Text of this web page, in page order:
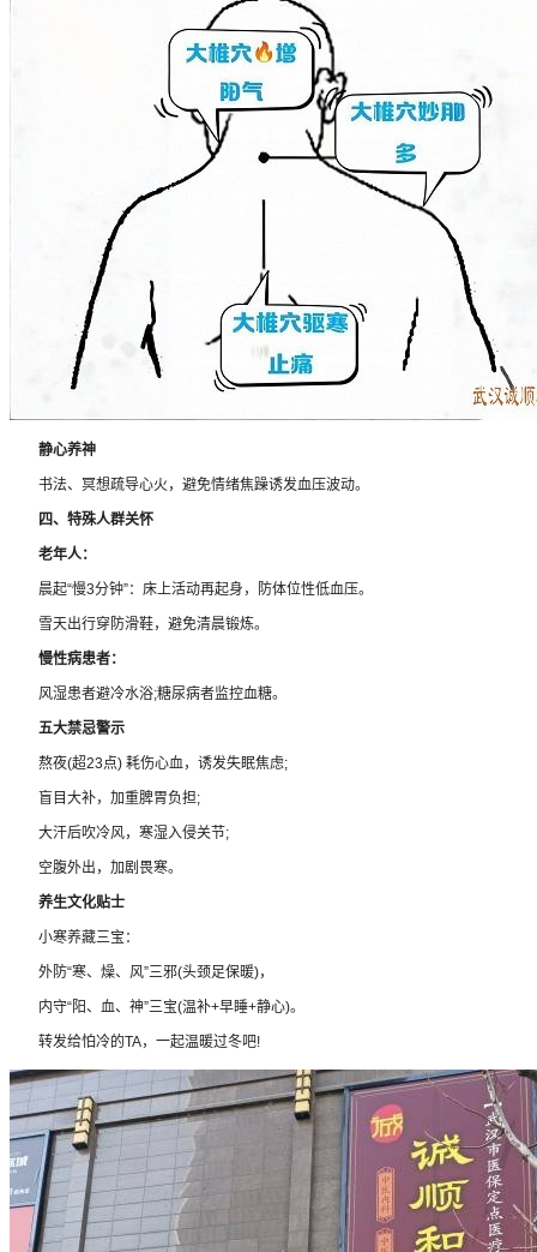
静心养神
书法、冥想疏导心火，避免情绪焦躁诱发血压波动。
四、特殊人群关怀
老年人：
晨起“慢3分钟”：床上活动再起身，防体位性低血压。
雪天出行穿防滑鞋，避免清晨锻炼。
慢性病患者：
风湿患者避冷水浴;糖尿病者监控血糖。
五大禁忌警示
熬夜(超23点) 耗伤心血，诱发失眠焦虑;
盲目大补，加重脾胃负担;
大汗后吹冷风，寒湿入侵关节;
空腹外出，加剧畏寒。
养生文化贴士
小寒养藏三宝：
外防“寒、燥、风”三邪(头颈足保暖)，
内守“阳、血、神”三宝(温补+早睡+静心)。
转发给怕冷的TA，一起温暖过冬吧!